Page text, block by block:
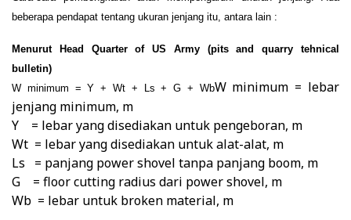
beberapa pendapat tentang ukuran jenjang itu, antara lain :
Menurut
Head Quarter of US Army (pits and quarry tehnical
bulletin)
W minimum = Y + Wt + Ls + G + WbW minimum = lebar
jenjang minimum, m
Y = lebar yang disediakan untuk pengeboran, m
Wt = lebar yang disediakan untuk alat-alat, m
Ls = panjang power shovel tanpa panjang boom, m
G = floor cutting radius dari power shovel, m
Wb = lebar untuk broken material, m